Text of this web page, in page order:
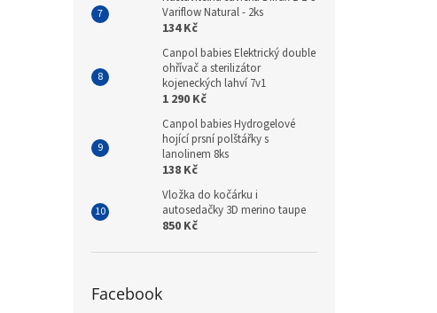
Variflow Natural - 2ks
134 Kč
Canpol babies Elektrický double
ohřívač a sterilizátor
kojeneckých lahví 7v1
1 290 Kč
Canpol babies Hydrogelové
hojící prsní polštářky s
lanolinem 8ks
138 Kč
Vložka do kočárku i
autosedačky 3D merino taupe
850 Kč
Facebook